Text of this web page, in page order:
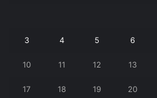
3 4 5 6
10 11 12 13
17 18 19 20